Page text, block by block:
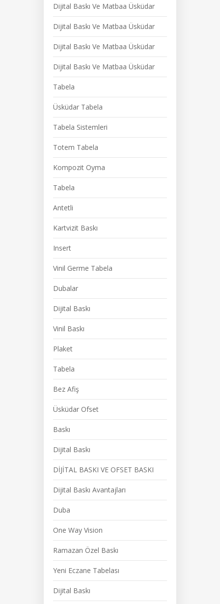
Dijital Baskı Ve Matbaa Üsküdar
Dijital Baskı Ve Matbaa Üsküdar
Dijital Baskı Ve Matbaa Üsküdar
Dijital Baskı Ve Matbaa Üsküdar
Tabela
Üsküdar Tabela
Tabela Sistemleri
Totem Tabela
Kompozit Oyma
Tabela
Antetli
Kartvizit Baskı
Insert
Vinil Germe Tabela
Dubalar
Dijital Baskı
Vinil Baskı
Plaket
Tabela
Bez Afiş
Üsküdar Ofset
Baskı
Dijital Baskı
DİJİTAL BASKI VE OFSET BASKI
Dijital Baskı Avantajları
Duba
One Way Vision
Ramazan Özel Baskı
Yeni Eczane Tabelası
Dijital Baskı